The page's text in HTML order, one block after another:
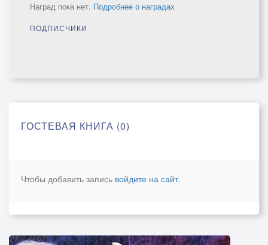
Наград пока нет. Подробнее о наградах
ПОДПИСЧИКИ
ГОСТЕВАЯ КНИГА (0)
Чтобы добавить запись войдите на сайт.